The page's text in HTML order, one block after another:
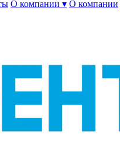
О компании ▾ О компании